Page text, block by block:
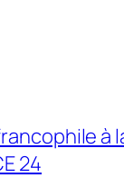
24